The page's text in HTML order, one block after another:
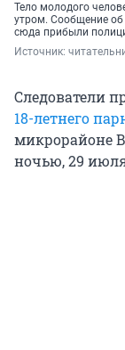
Тело молодого
утром. Сообщение
сюда прибыли
Источник:
Следователи
18-летнего
микрорайоне
ночью, 29